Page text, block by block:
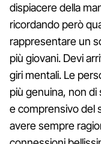
dispiacere della
ricordando però
rappresentare un
più giovani. Devi
giri mentali. Le
più genuina, non di
e comprensivo del
avere sempre